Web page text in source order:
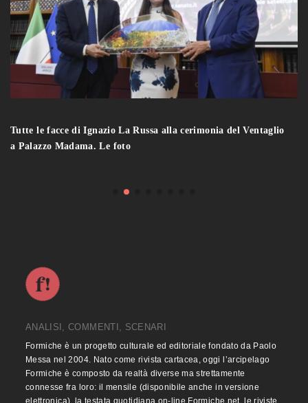
Tutte le facce di Ignazio La Russa alla cerimonia del Ventaglio
a Palazzo Madama. Le foto
ANALISI, COMMENTI, SCENARI
Formiche è un progetto culturale ed editoriale fondato da Paolo
Messa nel 2004. Nato come rivista cartacea, oggi l’arcipelago
Formiche è composto da realtà diverse ma strettamente
connesse fra loro: il mensile (disponibile anche in versione
elettronica), la testata quotidiana on-line Formiche.net, le riviste